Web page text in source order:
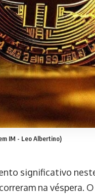
IM - Leo Albertino)
significativo
na véspera.